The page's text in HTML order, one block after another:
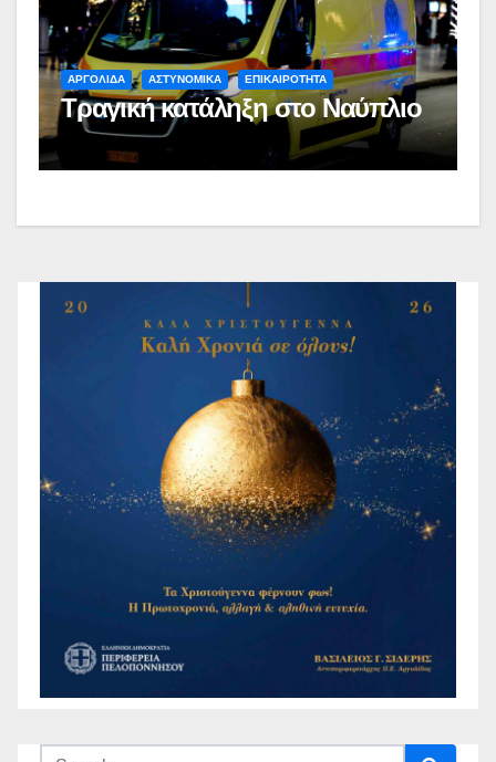
ΑΡΓΟΛΙΔΑ ΑΣΤΥΝΟΜΙΚΑ ΕΠΙΚΑΙΡΟΤΗΤΑ
Τραγική κατάληξη στο Ναύπλιο